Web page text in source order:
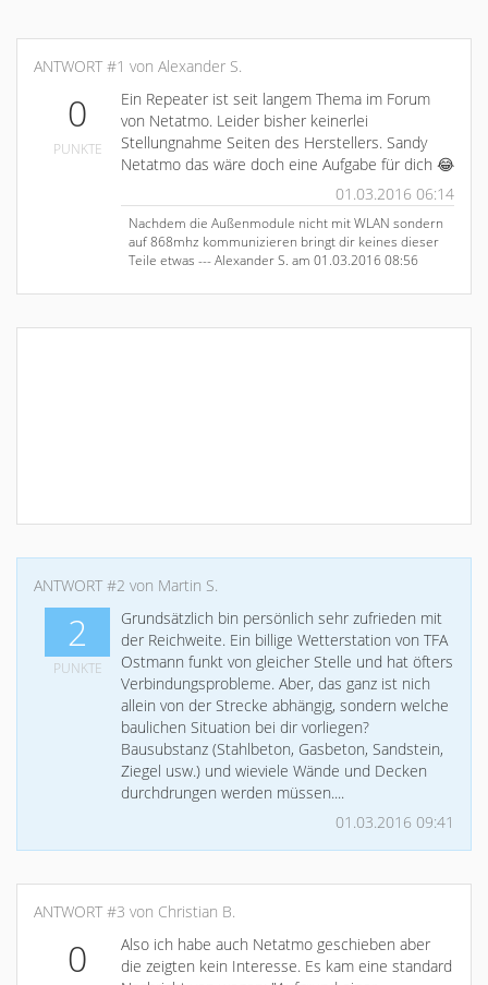
ANTWORT #1 von Alexander S.
0
PUNKTE
Ein Repeater ist seit langem Thema im Forum
von Netatmo. Leider bisher keinerlei
Stellungnahme Seiten des Herstellers. Sandy
Netatmo das wäre doch eine Aufgabe für dich 😂
01.03.2016 06:14
Nachdem die Außenmodule nicht mit WLAN sondern
auf 868mhz kommunizieren bringt dir keines dieser
Teile etwas --- Alexander S. am 01.03.2016 08:56
ANTWORT #2 von Martin S.
2
PUNKTE
Grundsätzlich bin persönlich sehr zufrieden mit
der Reichweite. Ein billige Wetterstation von TFA
Ostmann funkt von gleicher Stelle und hat öfters
Verbindungsprobleme. Aber, das ganz ist nich
allein von der Strecke abhängig, sondern welche
baulichen Situation bei dir vorliegen?
Bausubstanz (Stahlbeton, Gasbeton, Sandstein,
Ziegel usw.) und wieviele Wände und Decken
durchdrungen werden müssen....
01.03.2016 09:41
ANTWORT #3 von Christian B.
0
Also ich habe auch Netatmo geschieben aber
die zeigten kein Interesse. Es kam eine standard